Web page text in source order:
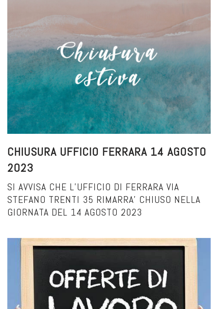
CHIUSURA UFFICIO FERRARA 14 AGOSTO
2023
SI AVVISA CHE L’UFFICIO DI FERRARA VIA
STEFANO TRENTI 35 RIMARRA’ CHIUSO NELLA
GIORNATA DEL 14 AGOSTO 2023